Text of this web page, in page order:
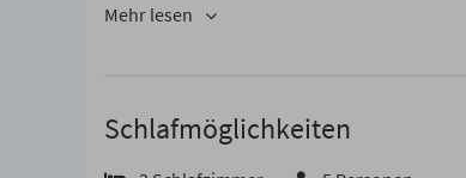
Ein guter Start in den Tag gelingt mit einem
Mehr lesen
Schlafmöglichkeiten